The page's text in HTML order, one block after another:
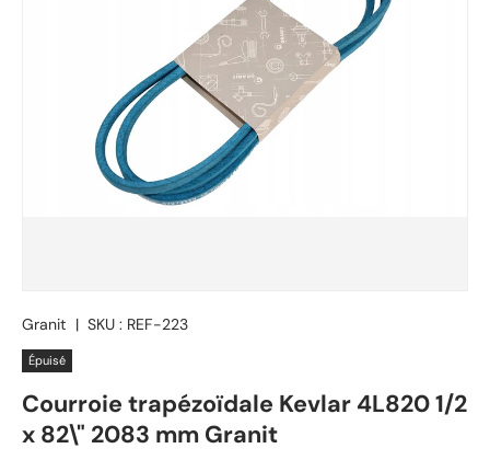
Granit | SKU : REF-223
Épuisé
Courroie trapézoïdale Kevlar 4L820 1/2
x 82\" 2083 mm Granit